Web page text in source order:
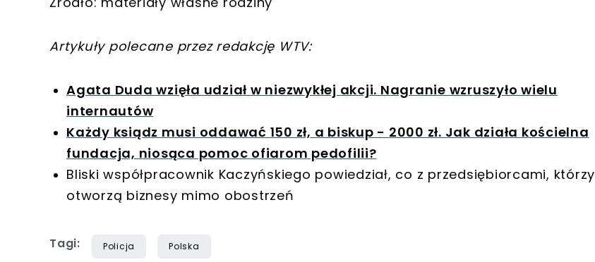
Artykuły polecane przez redakcję WTV:
Agata Duda wzięła udział w niezwykłej akcji. Nagranie wzruszyło wielu
internautów
Każdy ksiądz musi oddawać 150 zł, a biskup - 2000 zł. Jak działa kościelna
fundacja, niosąca pomoc ofiarom pedofilii?
Bliski współpracownik Kaczyńskiego powiedział, co z przedsiębiorcami, którzy
otworzą biznesy mimo obostrzeń
Tagi: Policja Polska